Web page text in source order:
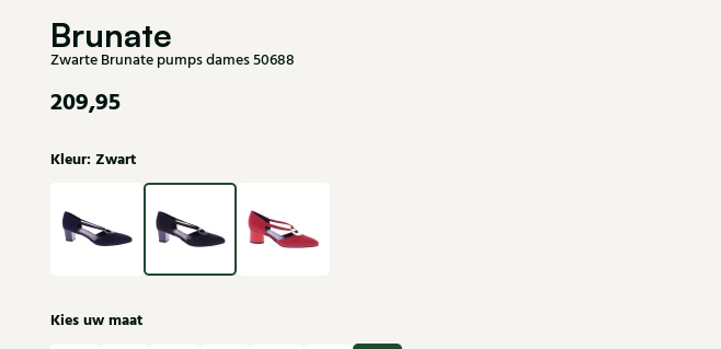
Brunate
Zwarte Brunate pumps dames 50688
209,95
Kleur: Zwart
Kies uw maat